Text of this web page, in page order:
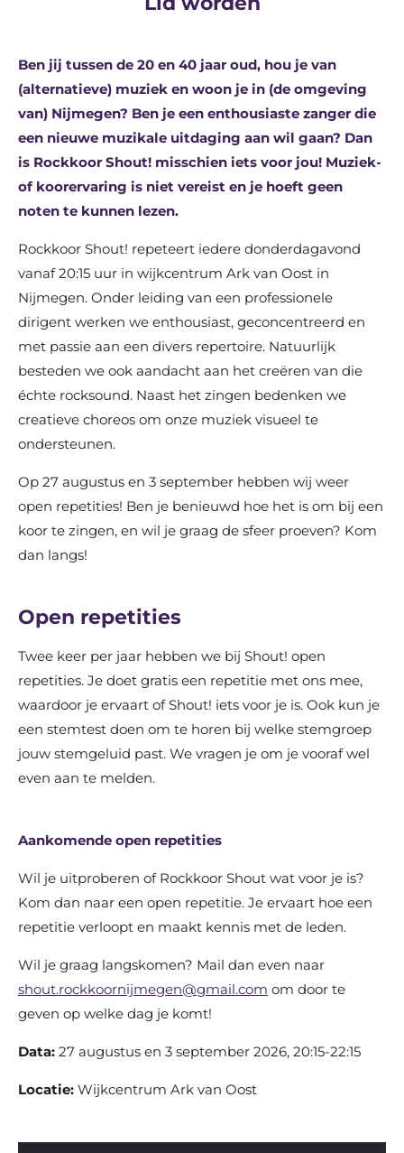
Ben jij tussen de 20 en 40 jaar oud, hou je van
(alternatieve) muziek en woon je in (de omgeving
van) Nijmegen? Ben je een enthousiaste zanger die
een nieuwe muzikale uitdaging aan wil gaan? Dan
is Rockkoor Shout! misschien iets voor jou! Muziek-
of koorervaring is niet vereist en je hoeft geen
noten te kunnen lezen.
Rockkoor Shout! repeteert iedere donderdagavond
vanaf 20:15 uur in wijkcentrum Ark van Oost in
Nijmegen. Onder leiding van een professionele
dirigent werken we enthousiast, geconcentreerd en
met passie aan een divers repertoire. Natuurlijk
besteden we ook aandacht aan het creëren van die
échte rocksound. Naast het zingen bedenken we
creatieve choreos om onze muziek visueel te
ondersteunen.
Op 27 augustus en 3 september hebben wij weer
open repetities! Ben je benieuwd hoe het is om bij een
koor te zingen, en wil je graag de sfeer proeven? Kom
dan langs!
Open repetities
Twee keer per jaar hebben we bij Shout! open
repetities. Je doet gratis een repetitie met ons mee,
waardoor je ervaart of Shout! iets voor je is. Ook kun je
een stemtest doen om te horen bij welke stemgroep
jouw stemgeluid past. We vragen je om je vooraf wel
even aan te melden.
Aankomende open repetities
Wil je uitproberen of Rockkoor Shout wat voor je is?
Kom dan naar een open repetitie. Je ervaart hoe een
repetitie verloopt en maakt kennis met de leden.
Wil je graag langskomen? Mail dan even naar
shout.rockkoornijmegen@gmail.com om door te
geven op welke dag je komt!
Data: 27 augustus en 3 september 2026, 20:15-22:15
Locatie: Wijkcentrum Ark van Oost